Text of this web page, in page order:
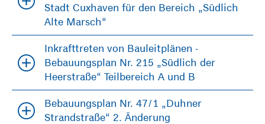
Stadt Cuxhaven für den Bereich „Südlich
Alte Marsch“
Inkrafttreten von Bauleitplänen -
Bebauungsplan Nr. 215 „Südlich der
Heerstraße“ Teilbereich A und B
Bebauungsplan Nr. 47/1 „Duhner
Strandstraße“ 2. Änderung